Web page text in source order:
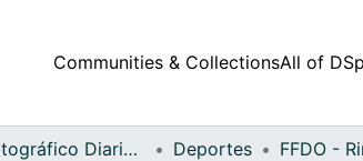
Communities & CollectionsAll of
Fondo Fotográfico Diario Occidente Deportes